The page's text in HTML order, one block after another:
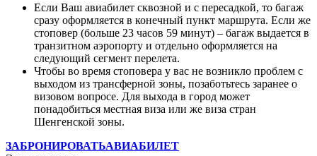
Если Ваш авиабилет сквозной и с пересадкой, то багаж
сразу оформляется в конечный пункт маршрута. Если же
стоповер (больше 23 часов 59 минут) – багаж выдается в
транзитном аэропорту и отдельно оформляется на
следующий сегмент перелета.
Чтобы во время стоповера у вас не возникло проблем с
выходом из трансферной зоны, позаботьтесь заранее о
визовом вопросе. Для выхода в город может
понадобиться местная виза или же виза стран
Шенгенской зоны.
ЗАБРОНИРОВАТЬАВИАБИЛЕТ